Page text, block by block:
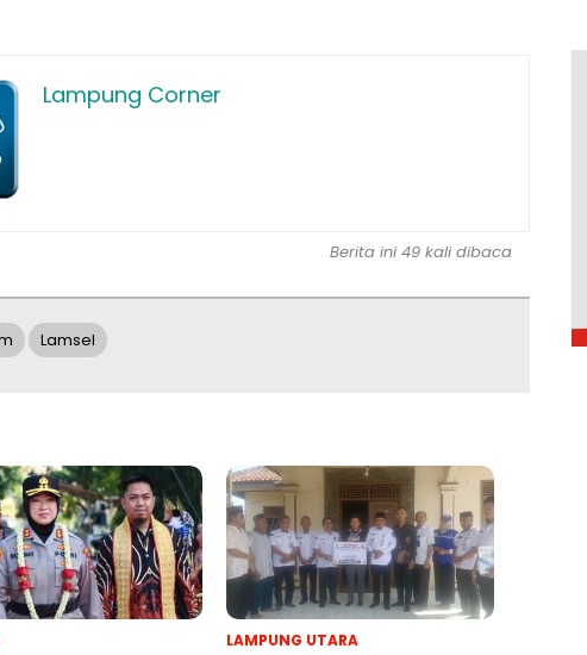
Lampung Corner
Berita ini 49 kali dibaca
Lamsel
LAMPUNG UTARA